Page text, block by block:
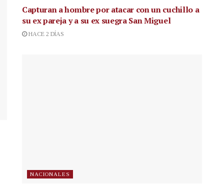
Capturan a hombre por atacar con un cuchillo a
su ex pareja y a su ex suegra San Miguel
HACE 2 DÍAS
NACIONALES